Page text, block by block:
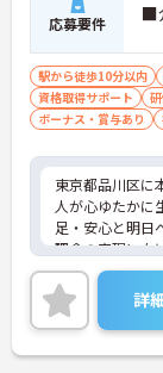
応募要件 ■
駅から徒歩10分以内
資格取得サポート
ボーナス・賞与あり
東京都品川区に
人が心ゆたかに
足・安心と明日
理念の実現に向
す。
ご興味のある方
に詳細をお話し
さい！
詳